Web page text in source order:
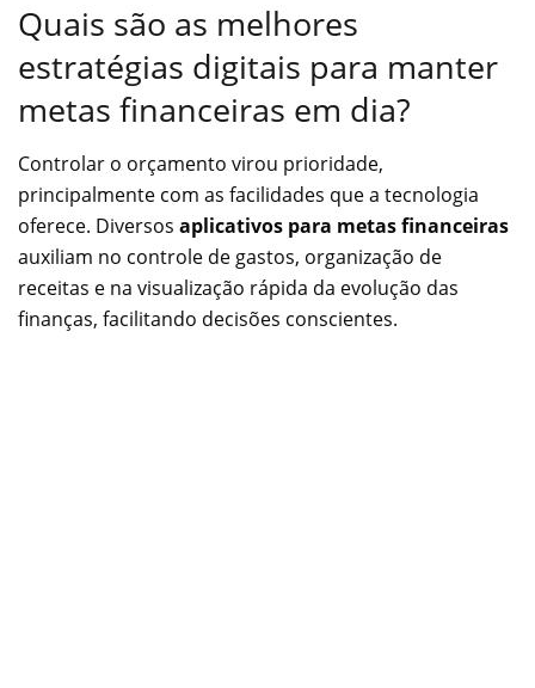
Quais são as melhores
estratégias digitais para manter
metas financeiras em dia?
Controlar o orçamento virou prioridade,
principalmente com as facilidades que a tecnologia
oferece. Diversos aplicativos para metas financeiras
auxiliam no controle de gastos, organização de
receitas e na visualização rápida da evolução das
finanças, facilitando decisões conscientes.